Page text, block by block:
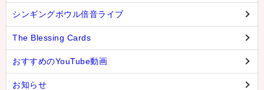
シンギングボウル倍音ライブ
The Blessing Cards
おすすめのYouTube動画
お知らせ